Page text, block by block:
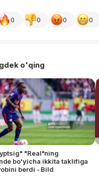
0 0 0 0
o'qing
"Real"ning
bo'yicha ikkita taklifiga
berdi - Bild